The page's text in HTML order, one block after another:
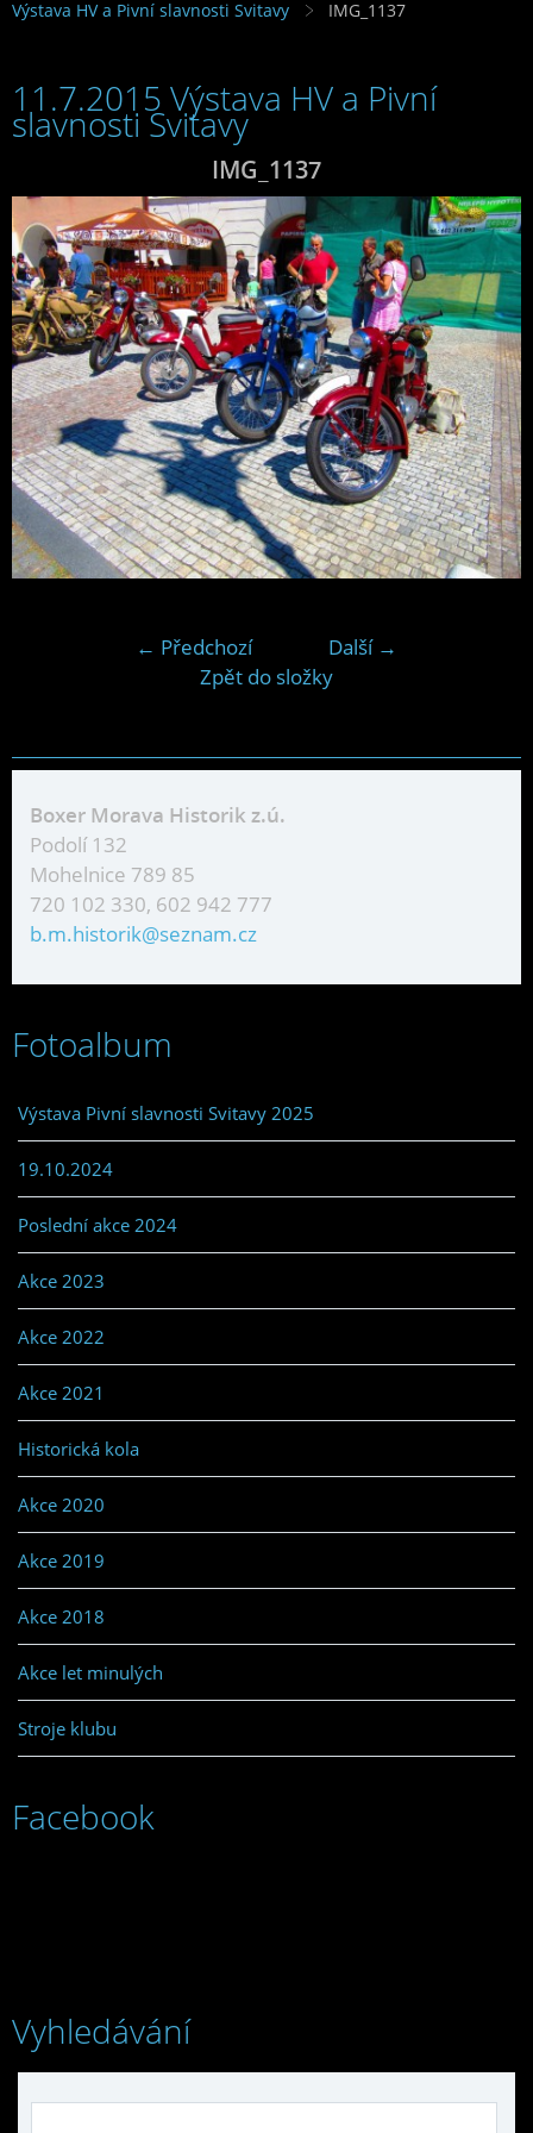
Výstava HV a Pivní slavnosti Svitavy IMG_1137
11.7.2015 Výstava HV a Pivní
slavnosti Svitavy
IMG_1137
← Předchozí
Další →
Zpět do složky
Boxer Morava Historik z.ú.
Podolí 132
Mohelnice 789 85
720 102 330, 602 942 777
b.m.historik@seznam.cz
Fotoalbum
Výstava Pivní slavnosti Svitavy 2025
19.10.2024
Poslední akce 2024
Akce 2023
Akce 2022
Akce 2021
Historická kola
Akce 2020
Akce 2019
Akce 2018
Akce let minulých
Stroje klubu
Facebook
Vyhledávání